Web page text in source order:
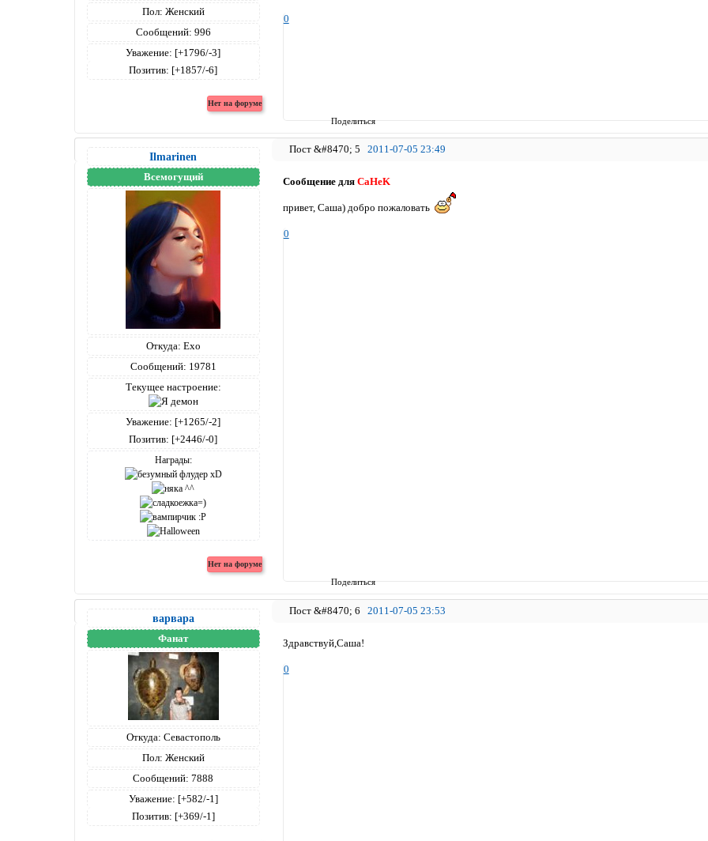
Поделиться
Пол: Женский
Сообщений: 996
Уважение: [+1796/-3]
Позитив: [+1857/-6]
0
Поделиться
5 2011-07-05 23:49
Ilmarinen
Всемогущий
Откуда: Ехо
Сообщений: 19781
Текущее настроение:
Уважение: [+1265/-2]
Позитив: [+2446/-0]
Награды:
Сообщение для CaHeK
привет, Саша) добро пожаловать
0
6 2011-07-05 23:53
варвара
Фанат
Откуда: Севастополь
Пол: Женский
Сообщений: 7888
Уважение: [+582/-1]
Позитив: [+369/-1]
Здравствуй,Саша!
0